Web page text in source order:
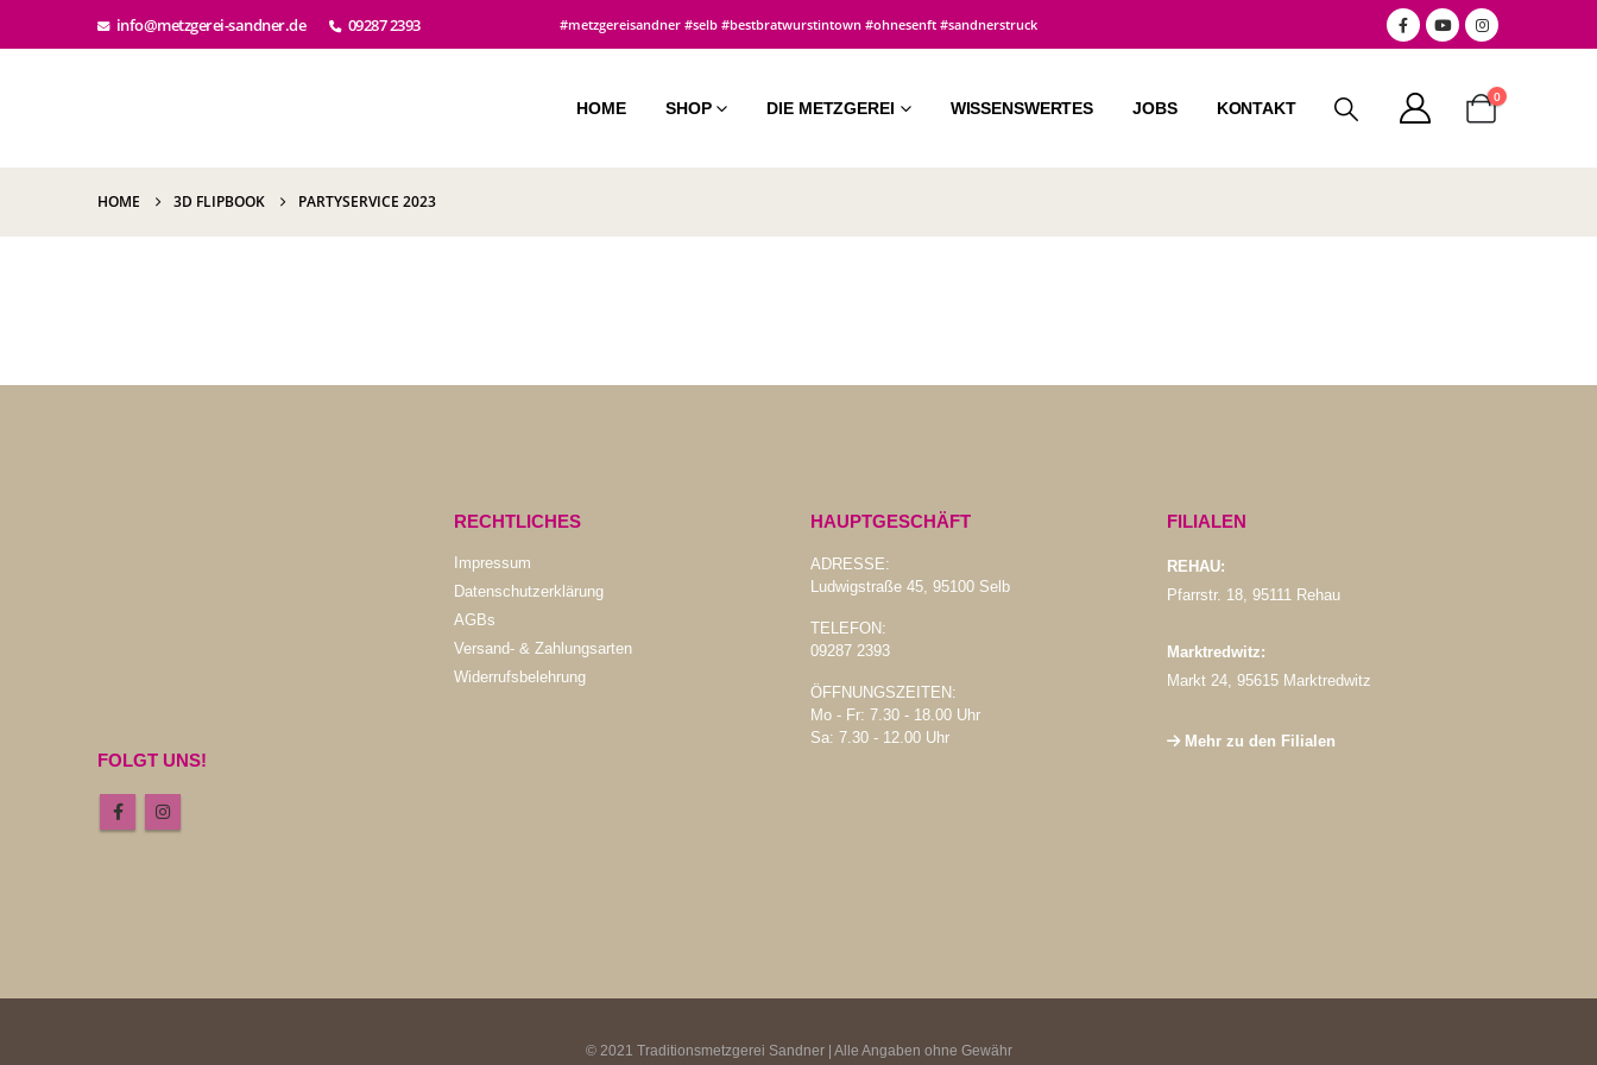
info@metzgerei-sandner.de 09287 2393 #metzgereisandner #selb #bestbratwurstintown #ohnesenft #sandnerstruck
HOME SHOP DIE METZGEREI WISSENSWERTES JOBS KONTAKT
0
HOME 3D FLIPBOOK PARTYSERVICE 2023
FOLGT UNS!
RECHTLICHES
Impressum
Datenschutzerklärung
AGBs
Versand- & Zahlungsarten
Widerrufsbelehrung
HAUPTGESCHÄFT
ADRESSE:
Ludwigstraße 45, 95100 Selb
TELEFON:
09287 2393
ÖFFNUNGSZEITEN:
Mo - Fr: 7.30 - 18.00 Uhr
Sa: 7.30 - 12.00 Uhr
FILIALEN
REHAU:
Pfarrstr. 18, 95111 Rehau
Marktredwitz:
Markt 24, 95615 Marktredwitz
Mehr zu den Filialen
© 2021 Traditionsmetzgerei Sandner | Alle Angaben ohne Gewähr